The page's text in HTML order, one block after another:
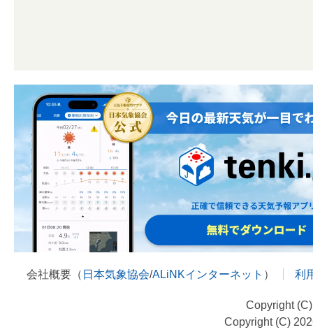
会社概要（ 日本気象協会/ALiNKインターネット ） 利
Copyright
Copyright (C)